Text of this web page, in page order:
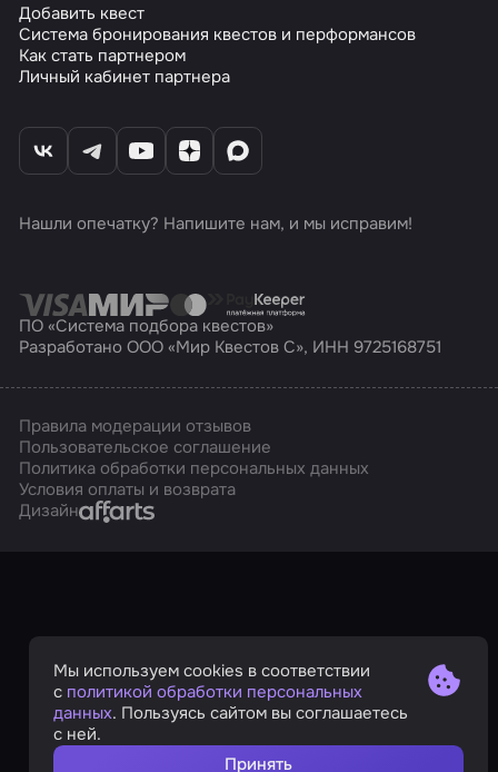
Добавить квест
Система бронирования квестов и перформансов
Как стать партнером
Личный кабинет партнера
Нашли опечатку? Напишите нам, и мы исправим!
ПО «Система подбора квестов»
Разработано ООО «Мир Квестов С», ИНН 9725168751
Правила модерации отзывов
Пользовательское соглашение
Политика обработки персональных данных
Условия оплаты и возврата
ДизайнAffarts
Мы используем cookies в соответствии
с политикой обработки персональных
данных. Пользуясь сайтом вы соглашаетесь
с ней.
Принять